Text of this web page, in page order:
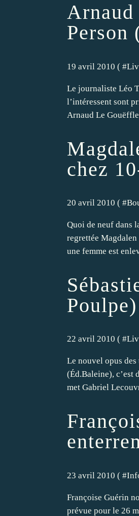
Person
19 avril 2010 ( #
Le journaliste Léo
l’intéressent sont
Arnaud Le
chez
20 avril 2010 ( #
Quoi de neuf dans
regrettée
une femme est
Poulpe)
22 avril 2010 ( #
Le nouvel opus
(Éd.Baleine), c’est
met Gabriel
23 avril 2010 ( #
Françoise Guérin
prévue pour le 26